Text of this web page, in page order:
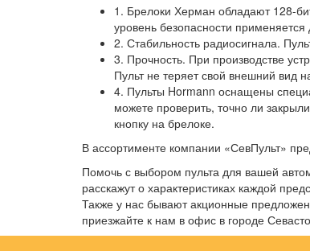
1. Брелоки Херман обладают 128-
уровень безопасности
2. Стабильность радиосигнала.
3. Прочность. При производстве
Пульт не теряет свой внешний вид
4. Пульты Hormann оснащены
можете проверить, точно ли
кнопку на брелоке.
В ассортименте компании «СевПульт»
Помочь с выбором пульта для вашей
расскажут о характеристиках каждой
Также у нас бывают акционные
приезжайте к нам в офис в городе